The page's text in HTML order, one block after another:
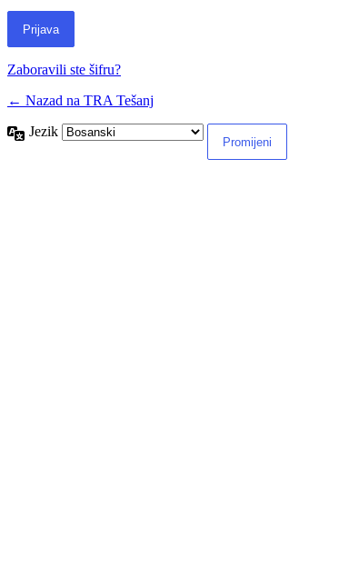
Zaboravili ste šifru?
← Nazad na TRA Tešanj
Jezik